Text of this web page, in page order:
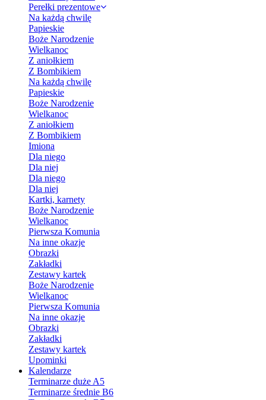
Perełki prezentowe
Na każdą chwilę
Papieskie
Boże Narodzenie
Wielkanoc
Z aniołkiem
Z Bombikiem
Na każdą chwilę
Papieskie
Boże Narodzenie
Wielkanoc
Z aniołkiem
Z Bombikiem
Imiona
Dla niego
Dla niej
Dla niego
Dla niej
Kartki, karnety
Boże Narodzenie
Wielkanoc
Pierwsza Komunia
Na inne okazje
Obrazki
Zakładki
Zestawy kartek
Boże Narodzenie
Wielkanoc
Pierwsza Komunia
Na inne okazje
Obrazki
Zakładki
Zestawy kartek
Upominki
Kalendarze
Terminarze duże A5
Terminarze średnie B6